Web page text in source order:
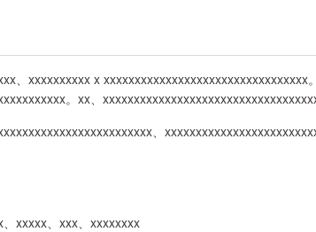
、xxxxxxxxxx x xxxxxxxxxxxxxxxxxxxxxxxxxxxxxxxxx。
。xx、
、
xxxxx、xxx、xxxxxxxx